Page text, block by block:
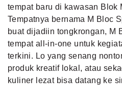
tempat baru di kawasan Blok
Tempatnya bernama M Bloc
buat dijadiin tongkrongan, M
tempat all-in-one untuk
terkini. Lo yang senang
produk kreatif lokal, atau
kuliner lezat bisa datang ke